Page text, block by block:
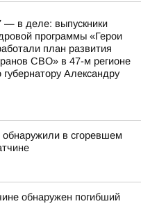
— в деле: выпускники
программы «Герои
план развития
СВО» в 47-м регионе
губернатору Александру
обнаружили в сгоревшем
обнаружен погибший